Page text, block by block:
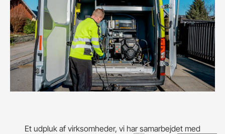
Et udpluk af virksomheder, vi har samarbejdet med